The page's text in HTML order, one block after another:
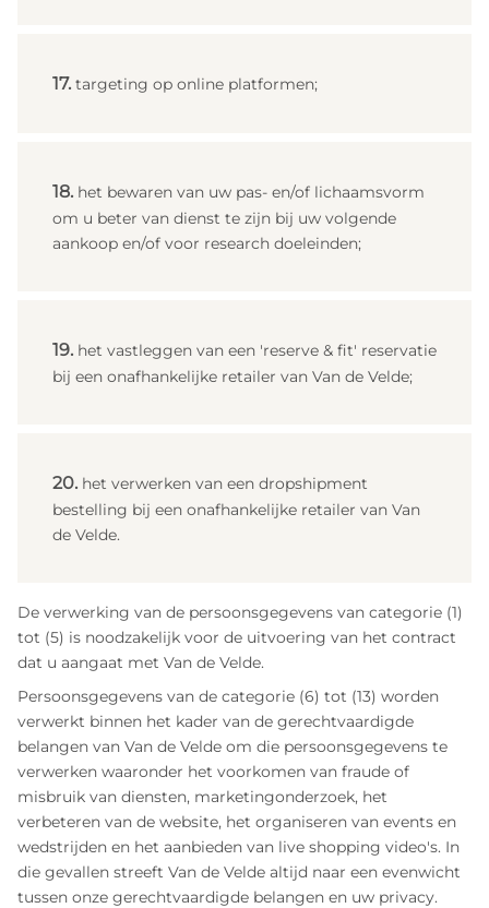
targeting op online platformen;
het bewaren van uw pas- en/of lichaamsvorm
om u beter van dienst te zijn bij uw volgende
aankoop en/of voor research doeleinden;
het vastleggen van een 'reserve & fit' reservatie
bij een onafhankelijke retailer van Van de Velde;
het verwerken van een dropshipment
bestelling bij een onafhankelijke retailer van Van
de Velde.
De verwerking van de persoonsgegevens van categorie (1)
tot (5) is noodzakelijk voor de uitvoering van het contract
dat u aangaat met Van de Velde.
Persoonsgegevens van de categorie (6) tot (13) worden
verwerkt binnen het kader van de gerechtvaardigde
belangen van Van de Velde om die persoonsgegevens te
verwerken waaronder het voorkomen van fraude of
misbruik van diensten, marketingonderzoek, het
verbeteren van de website, het organiseren van events en
wedstrijden en het aanbieden van live shopping video's. In
die gevallen streeft Van de Velde altijd naar een evenwicht
tussen onze gerechtvaardigde belangen en uw privacy.